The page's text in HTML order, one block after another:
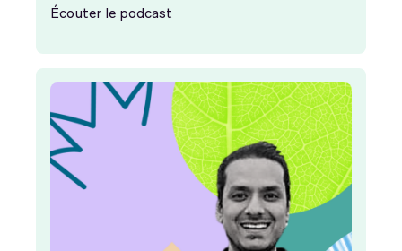
Écouter le podcast